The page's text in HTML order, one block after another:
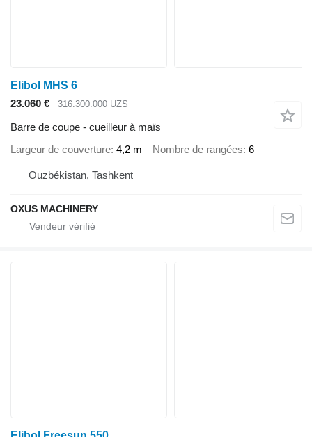
Elibol MHS 6
23.060 €
316.300.000 UZS
Barre de coupe - cueilleur à maïs
Largeur de couverture 4,2 m Nombre de rangées 6
Ouzbékistan, Tashkent
OXUS MACHINERY